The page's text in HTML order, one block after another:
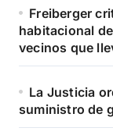
Freiberger
habitacional
vecinos que
La Justicia
suministro de